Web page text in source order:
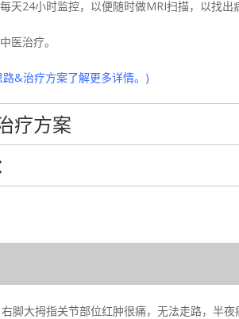
天24小时监控，以便随时做MRI扫描，以找出
医治疗。
&治疗方案了解更多详情。)
疗方案
脚大拇指关节部位红肿很痛，无法走路，半